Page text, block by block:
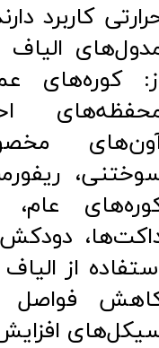
کاربرد
الیاف
کوره‌های
عام،
از
فواصل